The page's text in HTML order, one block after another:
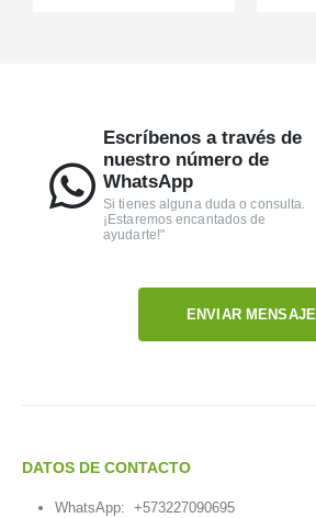
Escríbenos a través de
nuestro número de
WhatsApp
Si tienes alguna duda o consulta.
¡Estaremos encantados de
ayudarte!"
ENVIAR MENSAJE
DATOS DE CONTACTO
WhatsApp: +573227090695